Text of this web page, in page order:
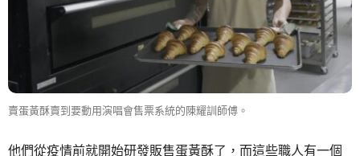
賣蛋黃酥賣到要動用演唱會售票系統的陳耀訓師傅。
他們從疫情前就開始研發販售蛋黃酥了，而這些職人有一個